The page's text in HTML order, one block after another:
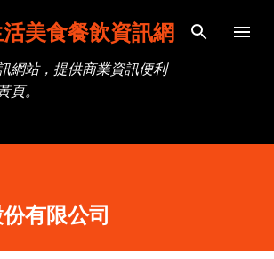
跳到主要內容
美食餐飲資訊網
網站，提供商業資訊便利
頁。
有限公司